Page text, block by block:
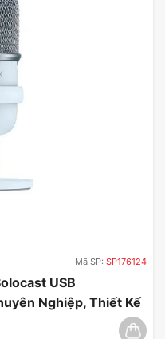
Mã SP: SP176124
USB
Nghiệp, Thiết Kế